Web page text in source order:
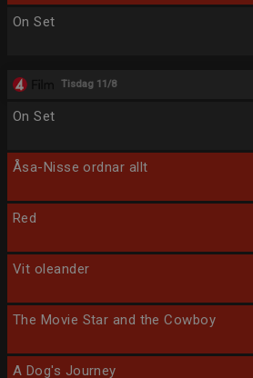
On Set
Tisdag 11/8
On Set
Åsa-Nisse ordnar allt
Red
Vit oleander
The Movie Star and the Cowboy
A Dog's Journey